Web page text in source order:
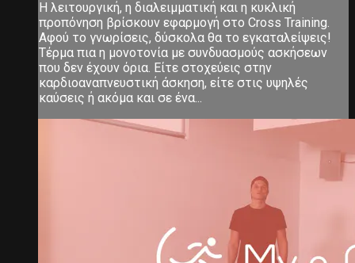
Η λειτουργική, η διαλειμματική και η κυκλική
προπόνηση βρίσκουν εφαρμογή στο Cross Training.
Αφού το γνωρίσεις, δύσκολα θα το εγκαταλείψεις!
Τέρμα πια η μονοτονία με συνδυασμούς ασκήσεων
που δεν έχουν όρια. Είτε στοχεύεις στην
καρδιοαναπνευστική άσκηση, είτε στις υψηλές
καύσεις ή ακόμα και σε ένα...